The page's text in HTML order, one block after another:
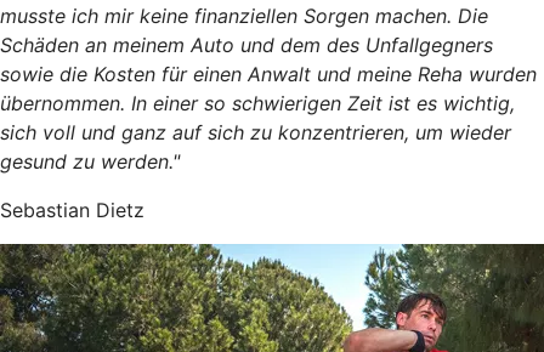
musste ich mir keine finanziellen Sorgen machen. Die
Schäden an meinem Auto und dem des Unfallgegners
sowie die Kosten für einen Anwalt und meine Reha wurden
übernommen. In einer so schwierigen Zeit ist es wichtig,
sich voll und ganz auf sich zu konzentrieren, um wieder
gesund zu werden."
Sebastian Dietz